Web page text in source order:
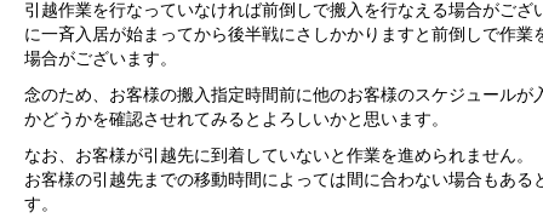
引越作業を行なっていなければ前倒しで搬入を行なえる場合がござ
に一斉入居が始まってから後半戦にさしかかりますと前倒しで作業
場合がございます。
念のため、お客様の搬入指定時間前に他のお客様のスケジュールが
かどうかを確認させれてみるとよろしいかと思います。
なお、お客様が引越先に到着していないと作業を進められません。
お客様の引越先までの移動時間によっては間に合わない場合もある
す。